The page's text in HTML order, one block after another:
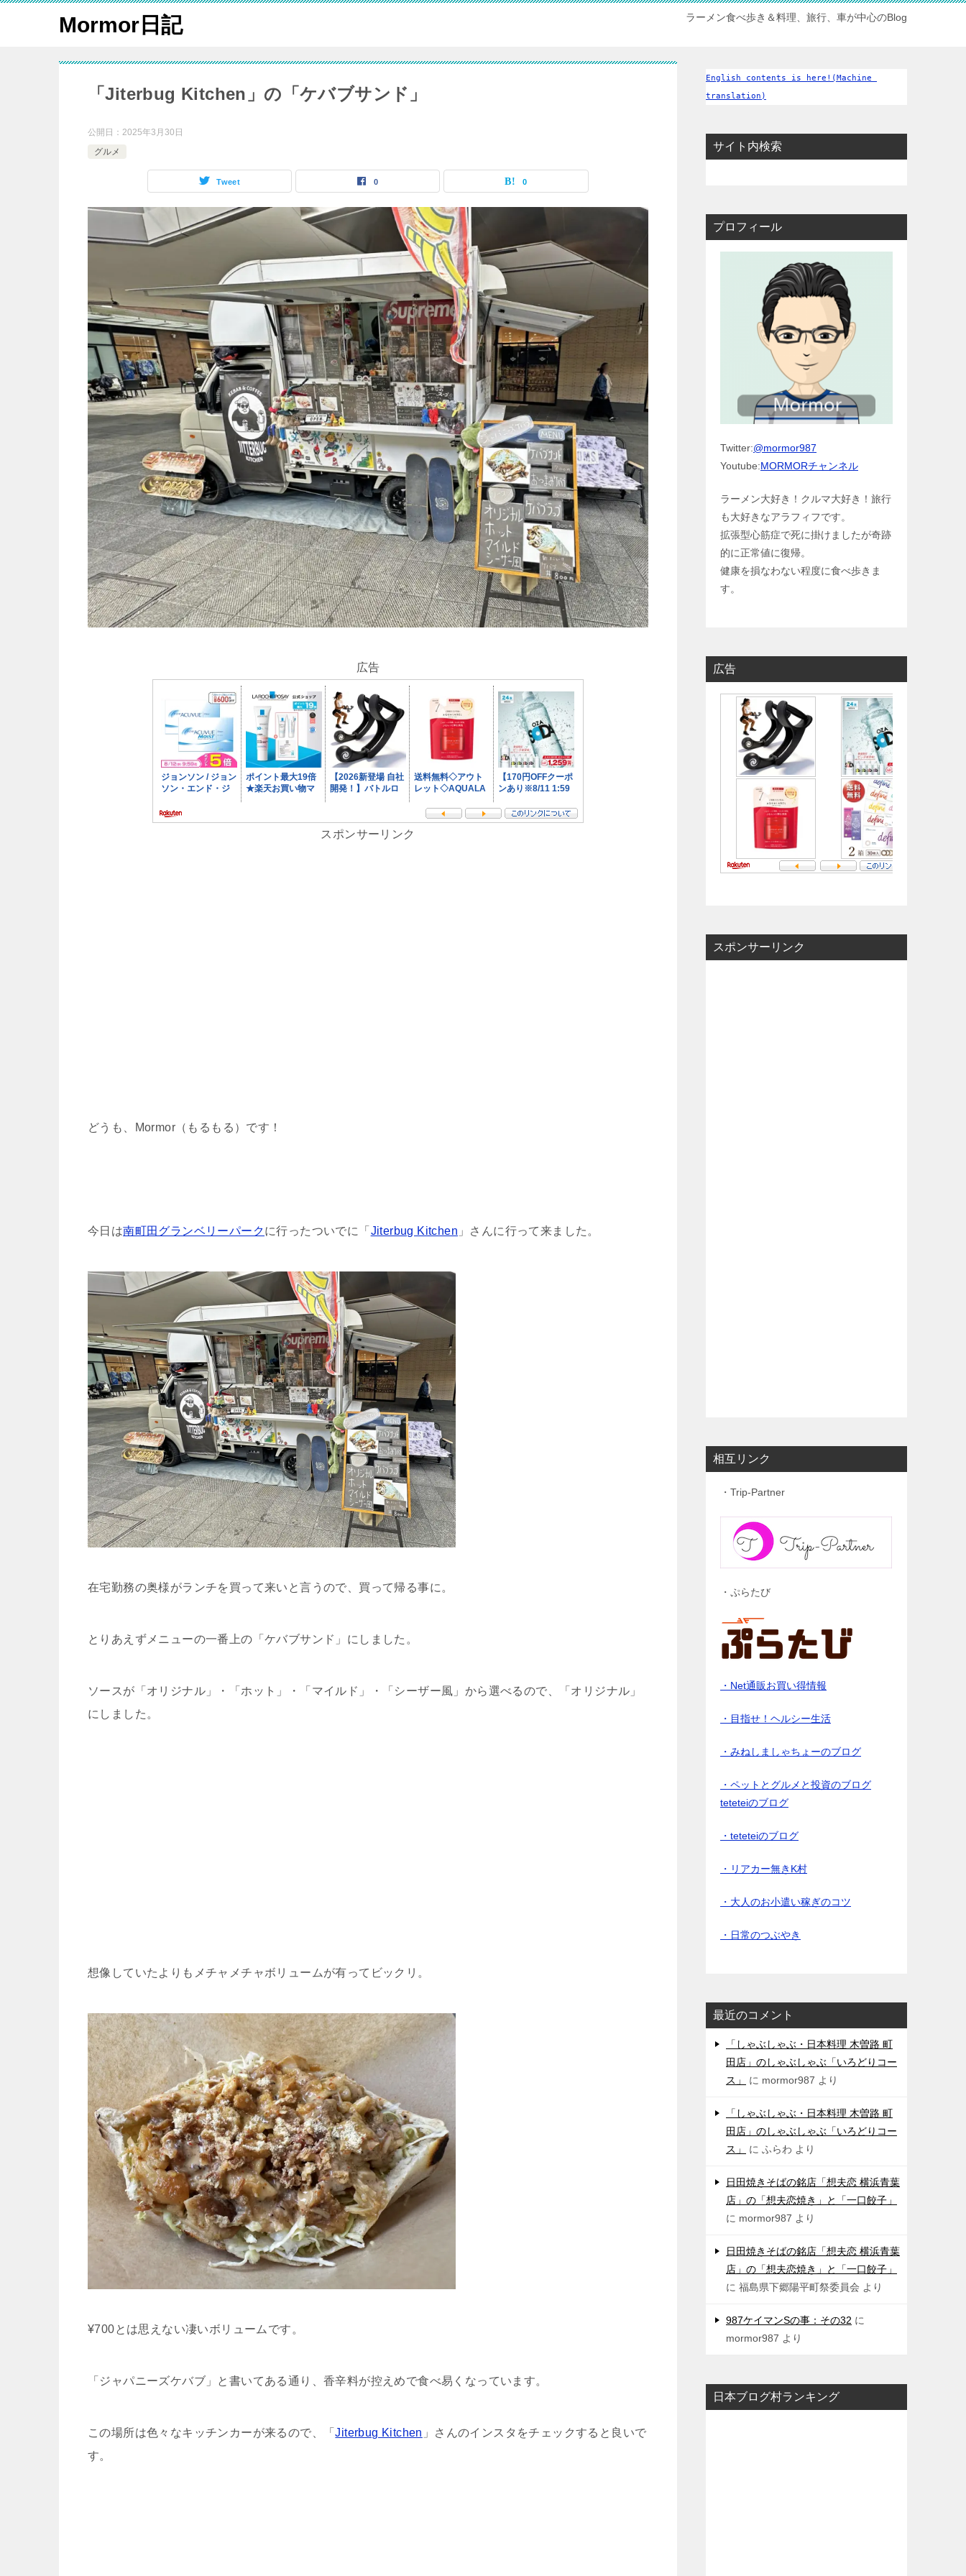
Mormor日記 ラーメン食べ歩き＆料理、旅行、車が中心のBlog
「Jiterbug Kitchen」の「ケバブサンド」
公開日： 2025年3月30日
グルメ
Tweet 0 0
広告
スポンサーリンク
どうも、Mormor（もるもる）です！
今日は南町田グランベリーパークに行ったついでに「 Jiterbug Kitchen 」さんに行って来ました。
在宅勤務の奥様がランチを買って来いと言うので、買って帰る事に。
とりあえずメニューの一番上の「ケバブサンド」にしました。
ソースが「オリジナル」・「ホット」・「マイルド」・「シーザー風」から選べるので、「オリジナル」
にしました。
想像していたよりもメチャメチャボリュームが有ってビックリ。
¥700とは思えない凄いボリュームです。
「ジャパニーズケバブ」と書いてある通り、香辛料が控えめで食べ易くなっています。
この場所は色々なキッチンカーが来るので、「Jiterbug Kitchen 」さんのインスタをチェックすると良いで
す。
English contents is here!(Machine
translation)
サイト内検索
プロフィール
Twitter:@mormor987
Youtube:MORMORチャンネル
ラーメン大好き！クルマ大好き！旅行
も大好きなアラフィフです。
拡張型心筋症で死に掛けましたが奇跡
的に正常値に復帰。
健康を損なわない程度に食べ歩きま
す。
広告
スポンサーリンク
相互リンク
・Trip-Partner
・ぷらたび
・Net通販お買い得情報
・目指せ！ヘルシー生活
・みねしましゃちょーのブログ
・ペットとグルメと投資のブログ
teteteiのブログ
・teteteiのブログ
・リアカー無きK村
・大人のお小遣い稼ぎのコツ
・日常のつぶやき
最近のコメント
「しゃぶしゃぶ・日本料理 木曽路 町
田店」のしゃぶしゃぶ「いろどりコー
ス」
に mormor987 より
「しゃぶしゃぶ・日本料理 木曽路 町
田店」のしゃぶしゃぶ「いろどりコー
ス」
に ふらわ より
日田焼きそばの銘店「想夫恋 横浜青葉
店」の「想夫恋焼き」と「一口餃子」
に mormor987 より
日田焼きそばの銘店「想夫恋 横浜青葉
店」の「想夫恋焼き」と「一口餃子」
に 福島県下郷陽平町祭委員会 より
987ケイマンSの事：その32 に
mormor987 より
日本ブログ村ランキング